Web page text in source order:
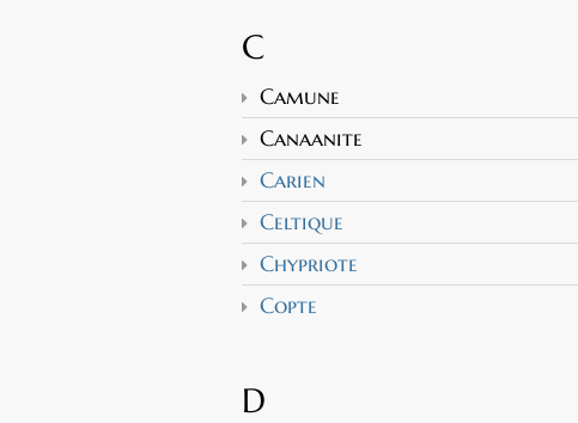
C
Camune
Canaanite
Carien
Celtique
Chypriote
Copte
D